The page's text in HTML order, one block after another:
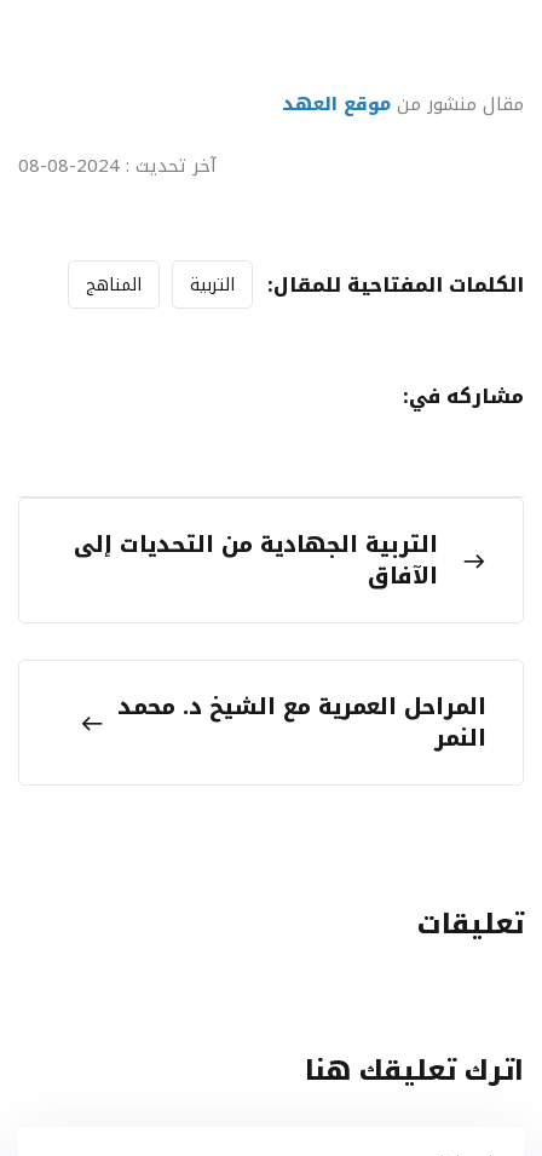
مقال منشور منموقع العهد
آخر تحديث : 2024-08-08
الكلمات المفتاحية للمقال: التربية المناهج
مشاركه في:
التربية الجهادية من التحديات إلى
الآفاق
المراحل العمرية مع الشيخ د. محمد
النمر
تعليقات
اترك تعليقك هنا